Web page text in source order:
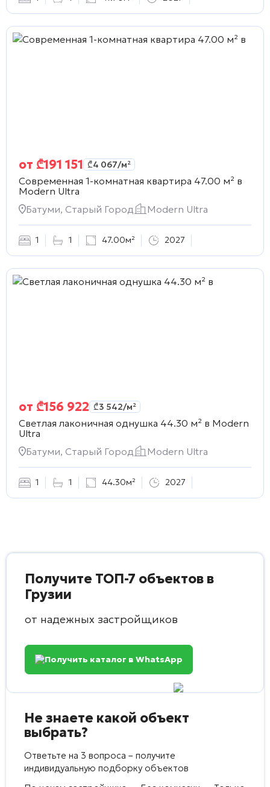
от ₾191 151 ₾4 067/м²
Современная 1-комнатная квартира 47.00 м² в
Modern Ultra
Батуми, Старый Город
Modern Ultra
1 1 47.00м² 2027
от ₾156 922 ₾3 542/м²
Светлая лаконичная однушка 44.30 м² в Modern
Ultra
Батуми, Старый Город
Modern Ultra
1 1 44.30м² 2027
Получите ТОП-7 объектов в
Грузии
от надежных застройщиков
Получить каталог в WhatsApp
Не знаете какой объект
выбрать?
Ответьте на 3 вопроса – получите
индивидуальную подборку объектов